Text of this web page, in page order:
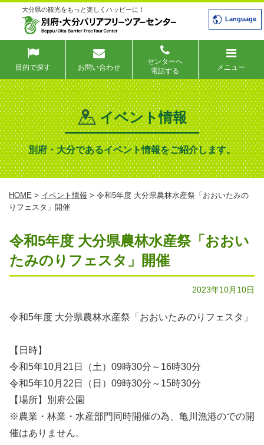
大分県の観光をもっと楽しくハッピーに！
Language
目的で探す お問い合わせ
センターへ
電話する
メニュー
イベント情報
別府・大分であるイベント情報をご紹介します。
HOME > イベント情報 > 令和5年度 大分県農林水産祭「おおいたみの
りフェスタ」開催
令和5年度 大分県農林水産祭「おおい
たみのりフェスタ」開催
2023年10月10日
令和5年度 大分県農林水産祭「おおいたみのりフェスタ」
【日時】
令和5年10月21日（土）09時30分～16時30分
令和5年10月22日（日）09時30分～15時30分
【場所】別府公園
※農業・林業・水産部門同時開催の為、亀川漁港のでの開
催はありません。